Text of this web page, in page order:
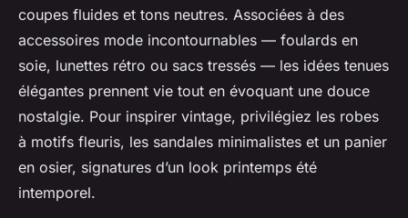
coupes fluides et tons neutres. Associées à des
accessoires mode incontournables — foulards en
soie, lunettes rétro ou sacs tressés — les idées tenues
élégantes prennent vie tout en évoquant une douce
nostalgie. Pour inspirer vintage, privilégiez les robes
à motifs fleuris, les sandales minimalistes et un panier
en osier, signatures d’un look printemps été
intemporel.